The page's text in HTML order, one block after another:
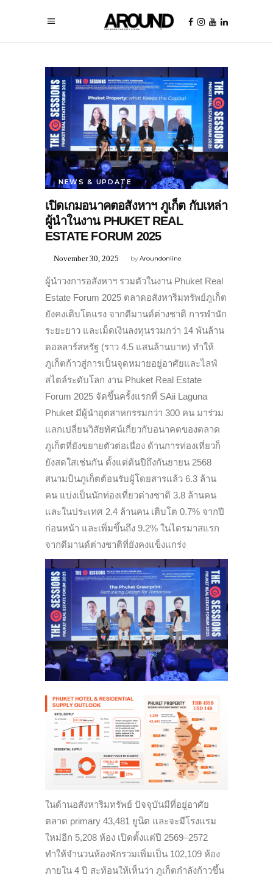
NEWS & UPDATE
เปิดเกมอนาคตอสังหาฯ ภูเก็ต กับเหล่า
ผู้นำในงาน PHUKET REAL
ESTATE FORUM 2025
byAroundonline
November 30, 2025
ผู้นำวงการอสังหาฯ รวมตัวในงาน Phuket Real
Estate Forum 2025 ตลาดอสังหาริมทรัพย์ภูเก็ต
ยังคงเติบโตแรง จากดีมานด์ต่างชาติ การพำนัก
ระยะยาว และเม็ดเงินลงทุนรวมกว่า 14 พันล้าน
ดอลลาร์สหรัฐ (ราว 4.5 แสนล้านบาท) ทำให้
ภูเก็ตก้าวสู่การเป็นจุดหมายอยู่อาศัยและไลฟ์
สไตล์ระดับโลก งาน Phuket Real Estate
Forum 2025 จัดขึ้นครั้งแรกที่ SAii Laguna
Phuket มีผู้นำอุตสาหกรรมกว่า 300 คน มาร่วม
แลกเปลี่ยนวิสัยทัศน์เกี่ยวกับอนาคตของตลาด
ภูเก็ตที่ยังขยายตัวต่อเนื่อง ด้านการท่องเที่ยวก็
ยังสดใสเช่นกัน ตั้งแต่ต้นปีถึงกันยายน 2568
สนามบินภูเก็ตต้อนรับผู้โดยสารแล้ว 6.3 ล้าน
คน แบ่งเป็นนักท่องเที่ยวต่างชาติ 3.8 ล้านคน
และในประเทศ 2.4 ล้านคน เติบโต 0.7% จากปี
ก่อนหน้า และเพิ่มขึ้นถึง 9.2% ในไตรมาสแรก
จากดีมานด์ต่างชาติที่ยังคงแข็งแกร่ง
ในด้านอสังหาริมทรัพย์ ปัจจุบันมีที่อยู่อาศัย
ตลาด primary 43,481 ยูนิต และจะมีโรงแรม
ใหม่อีก 5,208 ห้อง เปิดตั้งแต่ปี 2569–2572
ทำให้จำนวนห้องพักรวมเพิ่มเป็น 102,109 ห้อง
ภายใน 4 ปี สะท้อนให้เห็นว่า ภูเก็ตกำลังก้าวขึ้น